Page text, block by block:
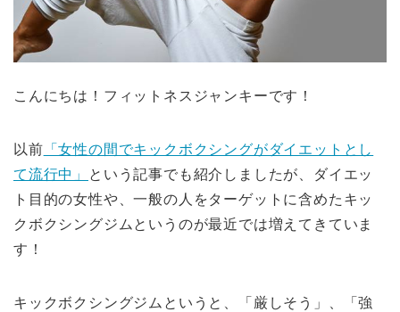
こんにちは！フィットネスジャンキーです！
以前 「女性の間でキックボクシングがダイエットとし
て流行中」
という記事でも紹介しましたが、ダイエッ
ト目的の女性や、一般の人をターゲットに含めたキッ
クボクシングジムというのが最近では増えてきて いま
す！
キックボクシングジムというと、「厳しそう」、「強